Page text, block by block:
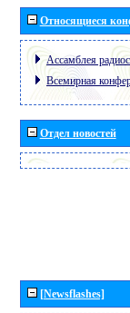
Относящиеся
Ассамблея
Всемирная
Отдел новостей
[Newsflashes]